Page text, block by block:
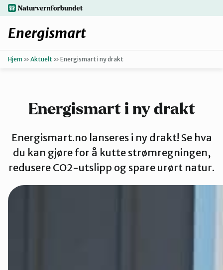
Hopp
til
hovedinnhold
Få hjelp
naturvernforbundet.no
Energismart
Hjem » Aktuelt » Energismart i ny drakt
Energismart i ny drakt
Energismart.no lanseres i ny drakt! Se hva
du kan gjøre for å kutte strømregningen,
redusere CO2-utslipp og spare urørt natur.